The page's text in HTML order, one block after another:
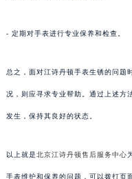
- 定期对手表进行专业保养和检查。
总之，面对江诗丹顿手表生锈的问题
况，则应寻求专业帮助。通过上述方
发生，保持其良好的状态。
以上就是北京江诗丹顿售后服务中心
手表维护和保养的问题，可以拨打页